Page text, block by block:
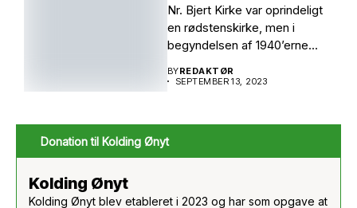
Nr. Bjert Kirke var oprindeligt
en rødstenskirke, men i
begyndelsen af 1940’erne...
BYREDAKTØR
SEPTEMBER 13, 2023
Donation til Kolding Ønyt
Kolding Ønyt
Kolding Ønyt blev etableret i 2023 og har som opgave at